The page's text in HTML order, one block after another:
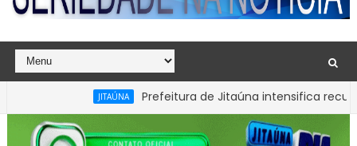
Prefeitura de Jitaúna intensifica recuperação